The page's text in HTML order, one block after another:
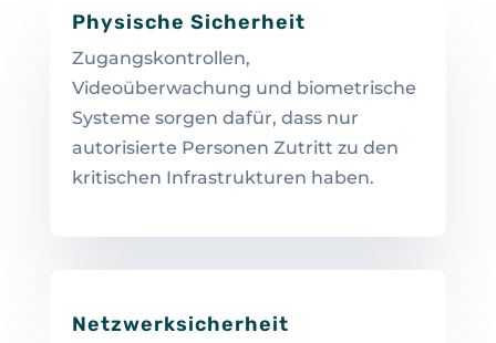
Physische Sicherheit
Zugangskontrollen,
Videoüberwachung und biometrische
Systeme sorgen dafür, dass nur
autorisierte Personen Zutritt zu den
kritischen Infrastrukturen haben.
Netzwerksicherheit